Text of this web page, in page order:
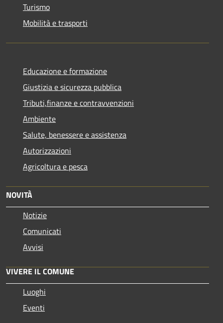
Turismo
Mobilità e trasporti
Educazione e formazione
Giustizia e sicurezza pubblica
Tributi,finanze e contravvenzioni
Ambiente
Salute, benessere e assistenza
Autorizzazioni
Agricoltura e pesca
NOVITÀ
Notizie
Comunicati
Avvisi
VIVERE IL COMUNE
Luoghi
Eventi